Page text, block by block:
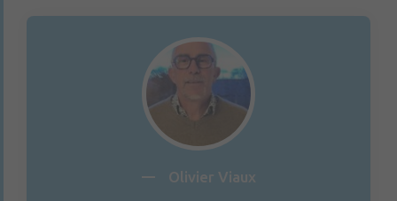
Olivier Viaux